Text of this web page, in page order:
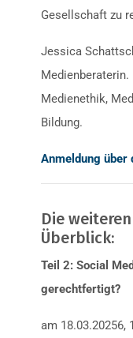
Gesellschaft zu
Jessica
Medienberaterin.
Medienethik,
Bildung.
Anmeldung über
Die
Überblick:
Teil 2: Social
gerechtfertigt?
am 18.03.20256,